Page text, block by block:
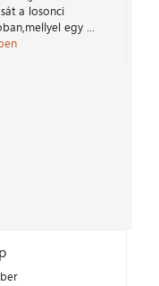
a losonci
egy ...